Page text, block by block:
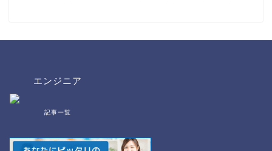
エンジニア
記事一覧